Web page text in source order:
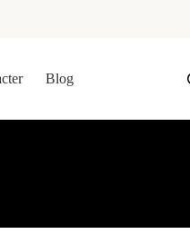
Blog